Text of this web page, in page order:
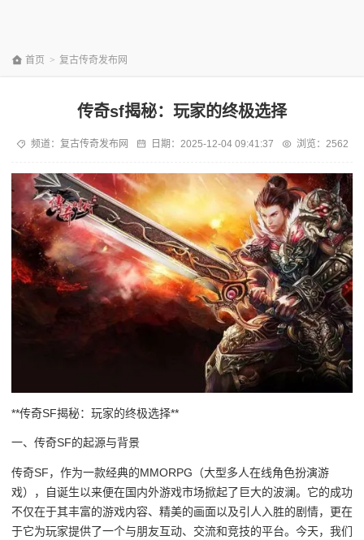
首页 > 复古传奇发布网
传奇sf揭秘：玩家的终极选择
频道： 复古传奇发布网 日期： 2025-12-04 09:41:37 浏览：2562
**传奇SF揭秘：玩家的终极选择**
一、传奇SF的起源与背景
传奇SF，作为一款经典的MMORPG（大型多人在线角色扮演游
戏），自诞生以来便在国内外游戏市场掀起了巨大的波澜。它的成功
不仅在于其丰富的游戏内容、精美的画面以及引人入胜的剧情，更在
于它为玩家提供了一个与朋友互动、交流和竞技的平台。今天，我们